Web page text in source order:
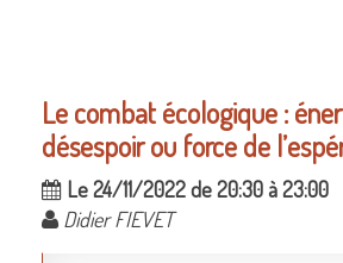
Le combat écologique :
désespoir ou force de
Le 24/11/2022 de 20:30 à 23:00
Didier FIEVET